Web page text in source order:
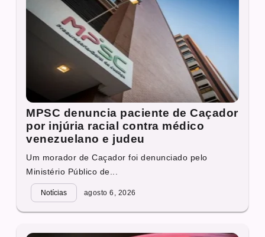
MPSC denuncia paciente de Caçador
por injúria racial contra médico
venezuelano e judeu
Um morador de Caçador foi denunciado pelo
Ministério Público de...
Notícias agosto 6, 2026